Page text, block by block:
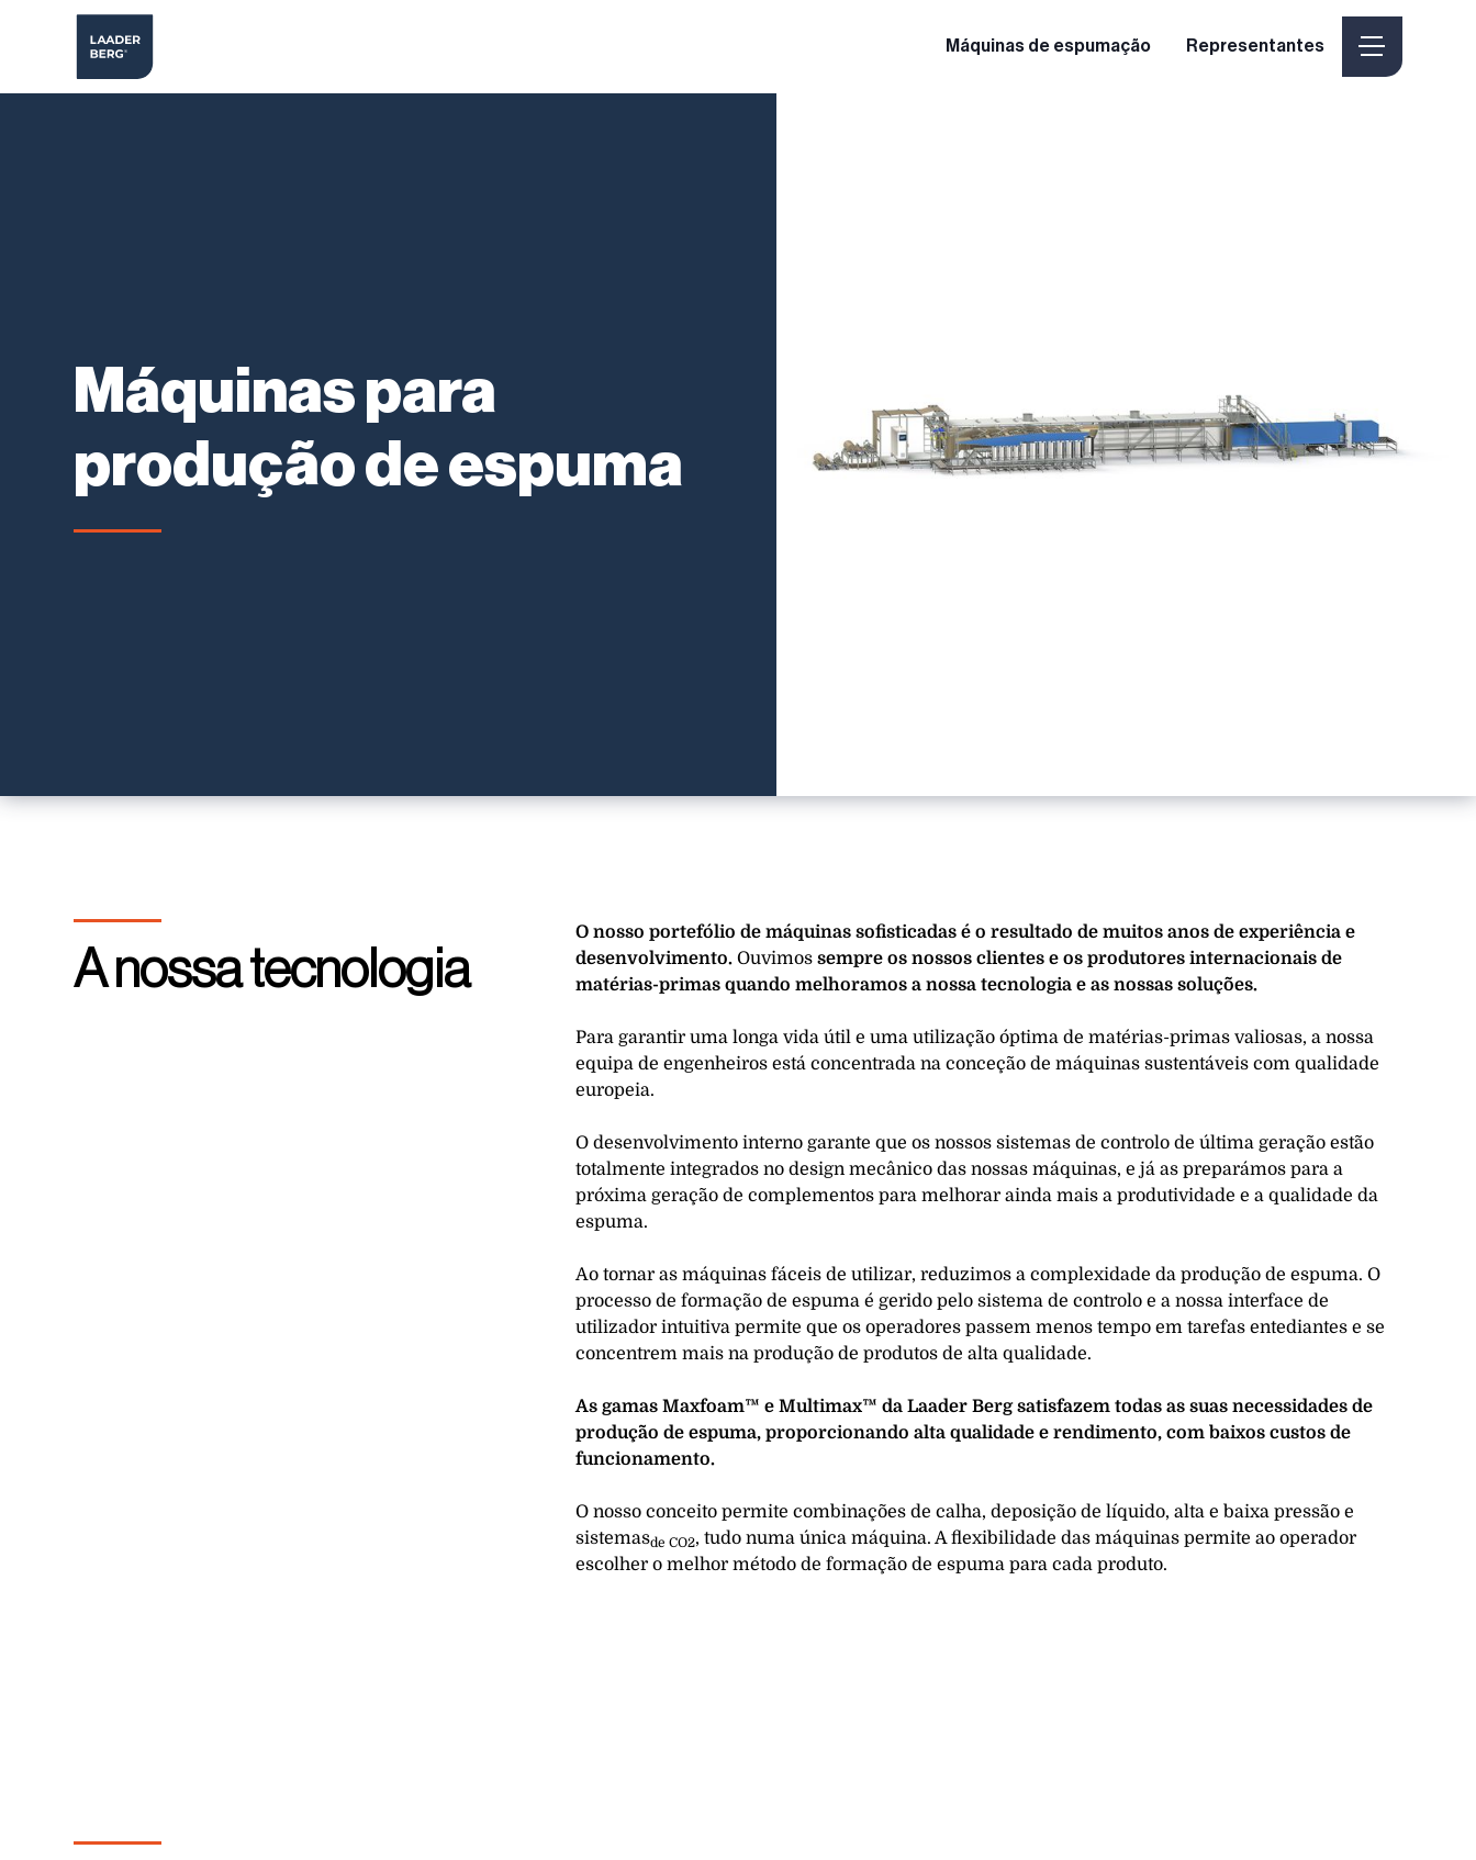
Máquinas de espumação Representantes
Máquinas para
produção de espuma
A nossa tecnologia
O nosso portefólio de máquinas sofisticadas é o resultado de muitos anos de experiência e
desenvolvimento.Ouvimos sempre os nossos clientes e os produtores internacionais de
matérias-primas quando melhoramos a nossa tecnologia e as nossas soluções.
Para garantir uma longa vida útil e uma utilização óptima de matérias-primas valiosas, a nossa
equipa de engenheiros está concentrada na conceção de máquinas sustentáveis com qualidade
europeia.
O desenvolvimento interno garante que os nossos sistemas de controlo de última geração estão
totalmente integrados no design mecânico das nossas máquinas, e já as preparámos para a
próxima geração de complementos para melhorar ainda mais a produtividade e a qualidade da
espuma.
Ao tornar as máquinas fáceis de utilizar, reduzimos a complexidade da produção de espuma. O
processo de formação de espuma é gerido pelo sistema de controlo e a nossa interface de
utilizador intuitiva permite que os operadores passem menos tempo em tarefas entediantes e se
concentrem mais na produção de produtos de alta qualidade.
As gamas Maxfoam™ e Multimax™ da Laader Berg satisfazem todas as suas necessidades de
produção de espuma, proporcionando alta qualidade e rendimento, com baixos custos de
funcionamento.
O nosso conceito permite combinações de calha, deposição de líquido, alta e baixa pressão e
sistemasde CO2, tudo numa única máquina. A flexibilidade das máquinas permite ao operador
escolher o melhor método de formação de espuma para cada produto.